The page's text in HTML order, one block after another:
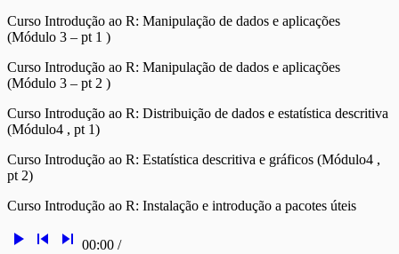
Curso Introdução ao R: Manipulação de dados e aplicações
(Módulo 3 – pt 1 )
Curso Introdução ao R: Manipulação de dados e aplicações
(Módulo 3 – pt 2 )
Curso Introdução ao R: Distribuição de dados e estatística descritiva
(Módulo4 , pt 1)
Curso Introdução ao R: Estatística descritiva e gráficos (Módulo4 ,
pt 2)
Curso Introdução ao R: Instalação e introdução a pacotes úteis
play_arrow skip_previous skip_next 00:00 /